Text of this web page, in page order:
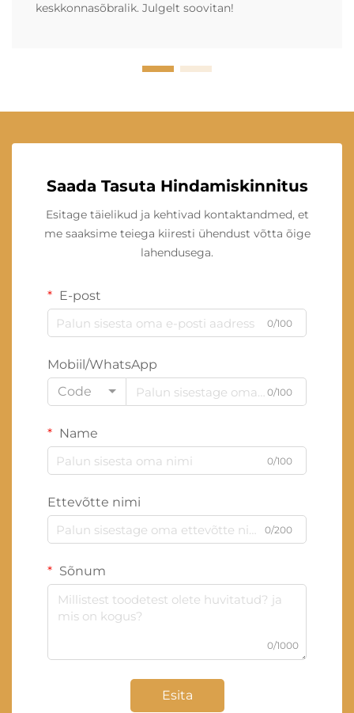
keskkonnasõbralik. Julgelt soovitan!
Saada Tasuta Hindamiskinnitus
Esitage täielikud ja kehtivad kontaktandmed, et
me saaksime teiega kiiresti ühendust võtta õige
lahendusega.
E-post
0/100
Mobiil/WhatsApp
Code
0/100
Name
0/100
Ettevõtte nimi
0/200
Sõnum
0/1000
Esita